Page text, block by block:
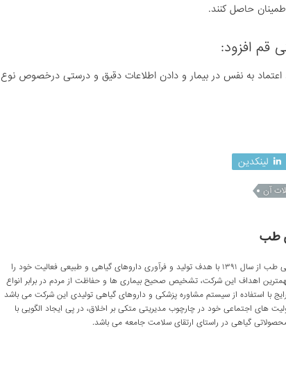
حاصل کنند.
قم افزود:
اعتماد به نفس در بیمار و دادن اطلاعات دقیق و درستی درخصوص نوع
لینکدین
آن
طب
شرکت تحقیقاتی پارسی طب از سال ۱۳۹۱ با هدف تولید و فرآوری داروهای گیاهی و طبیعی فعالیت خود را
اهداف این شرکت، تشخیص صحیح بیماری ها و حفاظت از مردم در برابر انواع
با استفاده از سیستم مشاوره پزشکی و داروهای گیاهی تولیدی این شرکت می باشد
های اجتماعی خود در چارچوب مدیریتی متکی بر اخلاق، در پی ایجاد الگویی با
گیاهی در راستای ارتقای سلامت جامعه می باشد.